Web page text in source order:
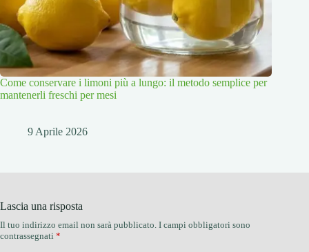
Come conservare i limoni più a lungo: il metodo semplice per
mantenerli freschi per mesi
9 Aprile 2026
Lascia una risposta
Il tuo indirizzo email non sarà pubblicato. I campi obbligatori sono
contrassegnati *